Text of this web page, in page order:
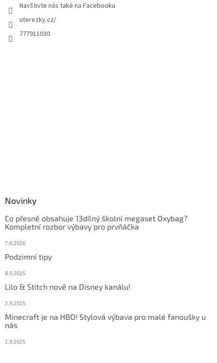
Navštivte nás také na Facebooku
uterezky.cz/
777911030
Novinky
Co přesně obsahuje 13dílný školní megaset Oxybag?
Kompletní rozbor výbavy pro prvňáčka
7.6.2026
Podzimní tipy
8.9.2025
Lilo & Stitch nově na Disney kanálu!
3.9.2025
Minecraft je na HBO! Stylová výbava pro malé fanoušky u
nás
2.9.2025